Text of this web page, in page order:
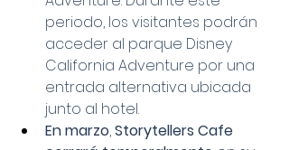
periodo, los visitantes podrán
acceder al parque Disney
California Adventure por una
entrada alternativa ubicada
junto al hotel.
En marzo, Storytellers Cafe